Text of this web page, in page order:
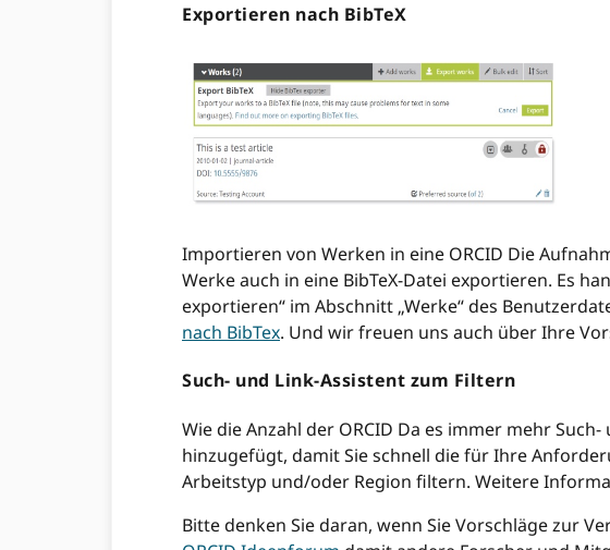
Exportieren nach BibTeX
Importieren von Werken in eine ORCID Die
Werke auch in eine BibTeX-Datei exportieren. Es
exportieren“ im Abschnitt „Werke“ des
nach BibTex. Und wir freuen uns auch über Ihre
Such- und Link-Assistent zum Filtern
Wie die Anzahl der ORCID Da es immer mehr
hinzugefügt, damit Sie schnell die für Ihre
Arbeitstyp und/oder Region filtern. Weitere
Bitte denken Sie daran, wenn Sie Vorschläge zur